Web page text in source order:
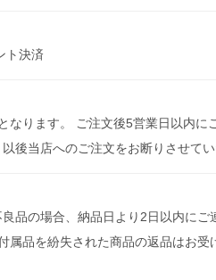
ト決済
なります。 ご注文後5営業日以内
後当店へのご注文をお断りさせて
品の場合、納品日より2日以内にご
属品を紛失された商品の返品はお